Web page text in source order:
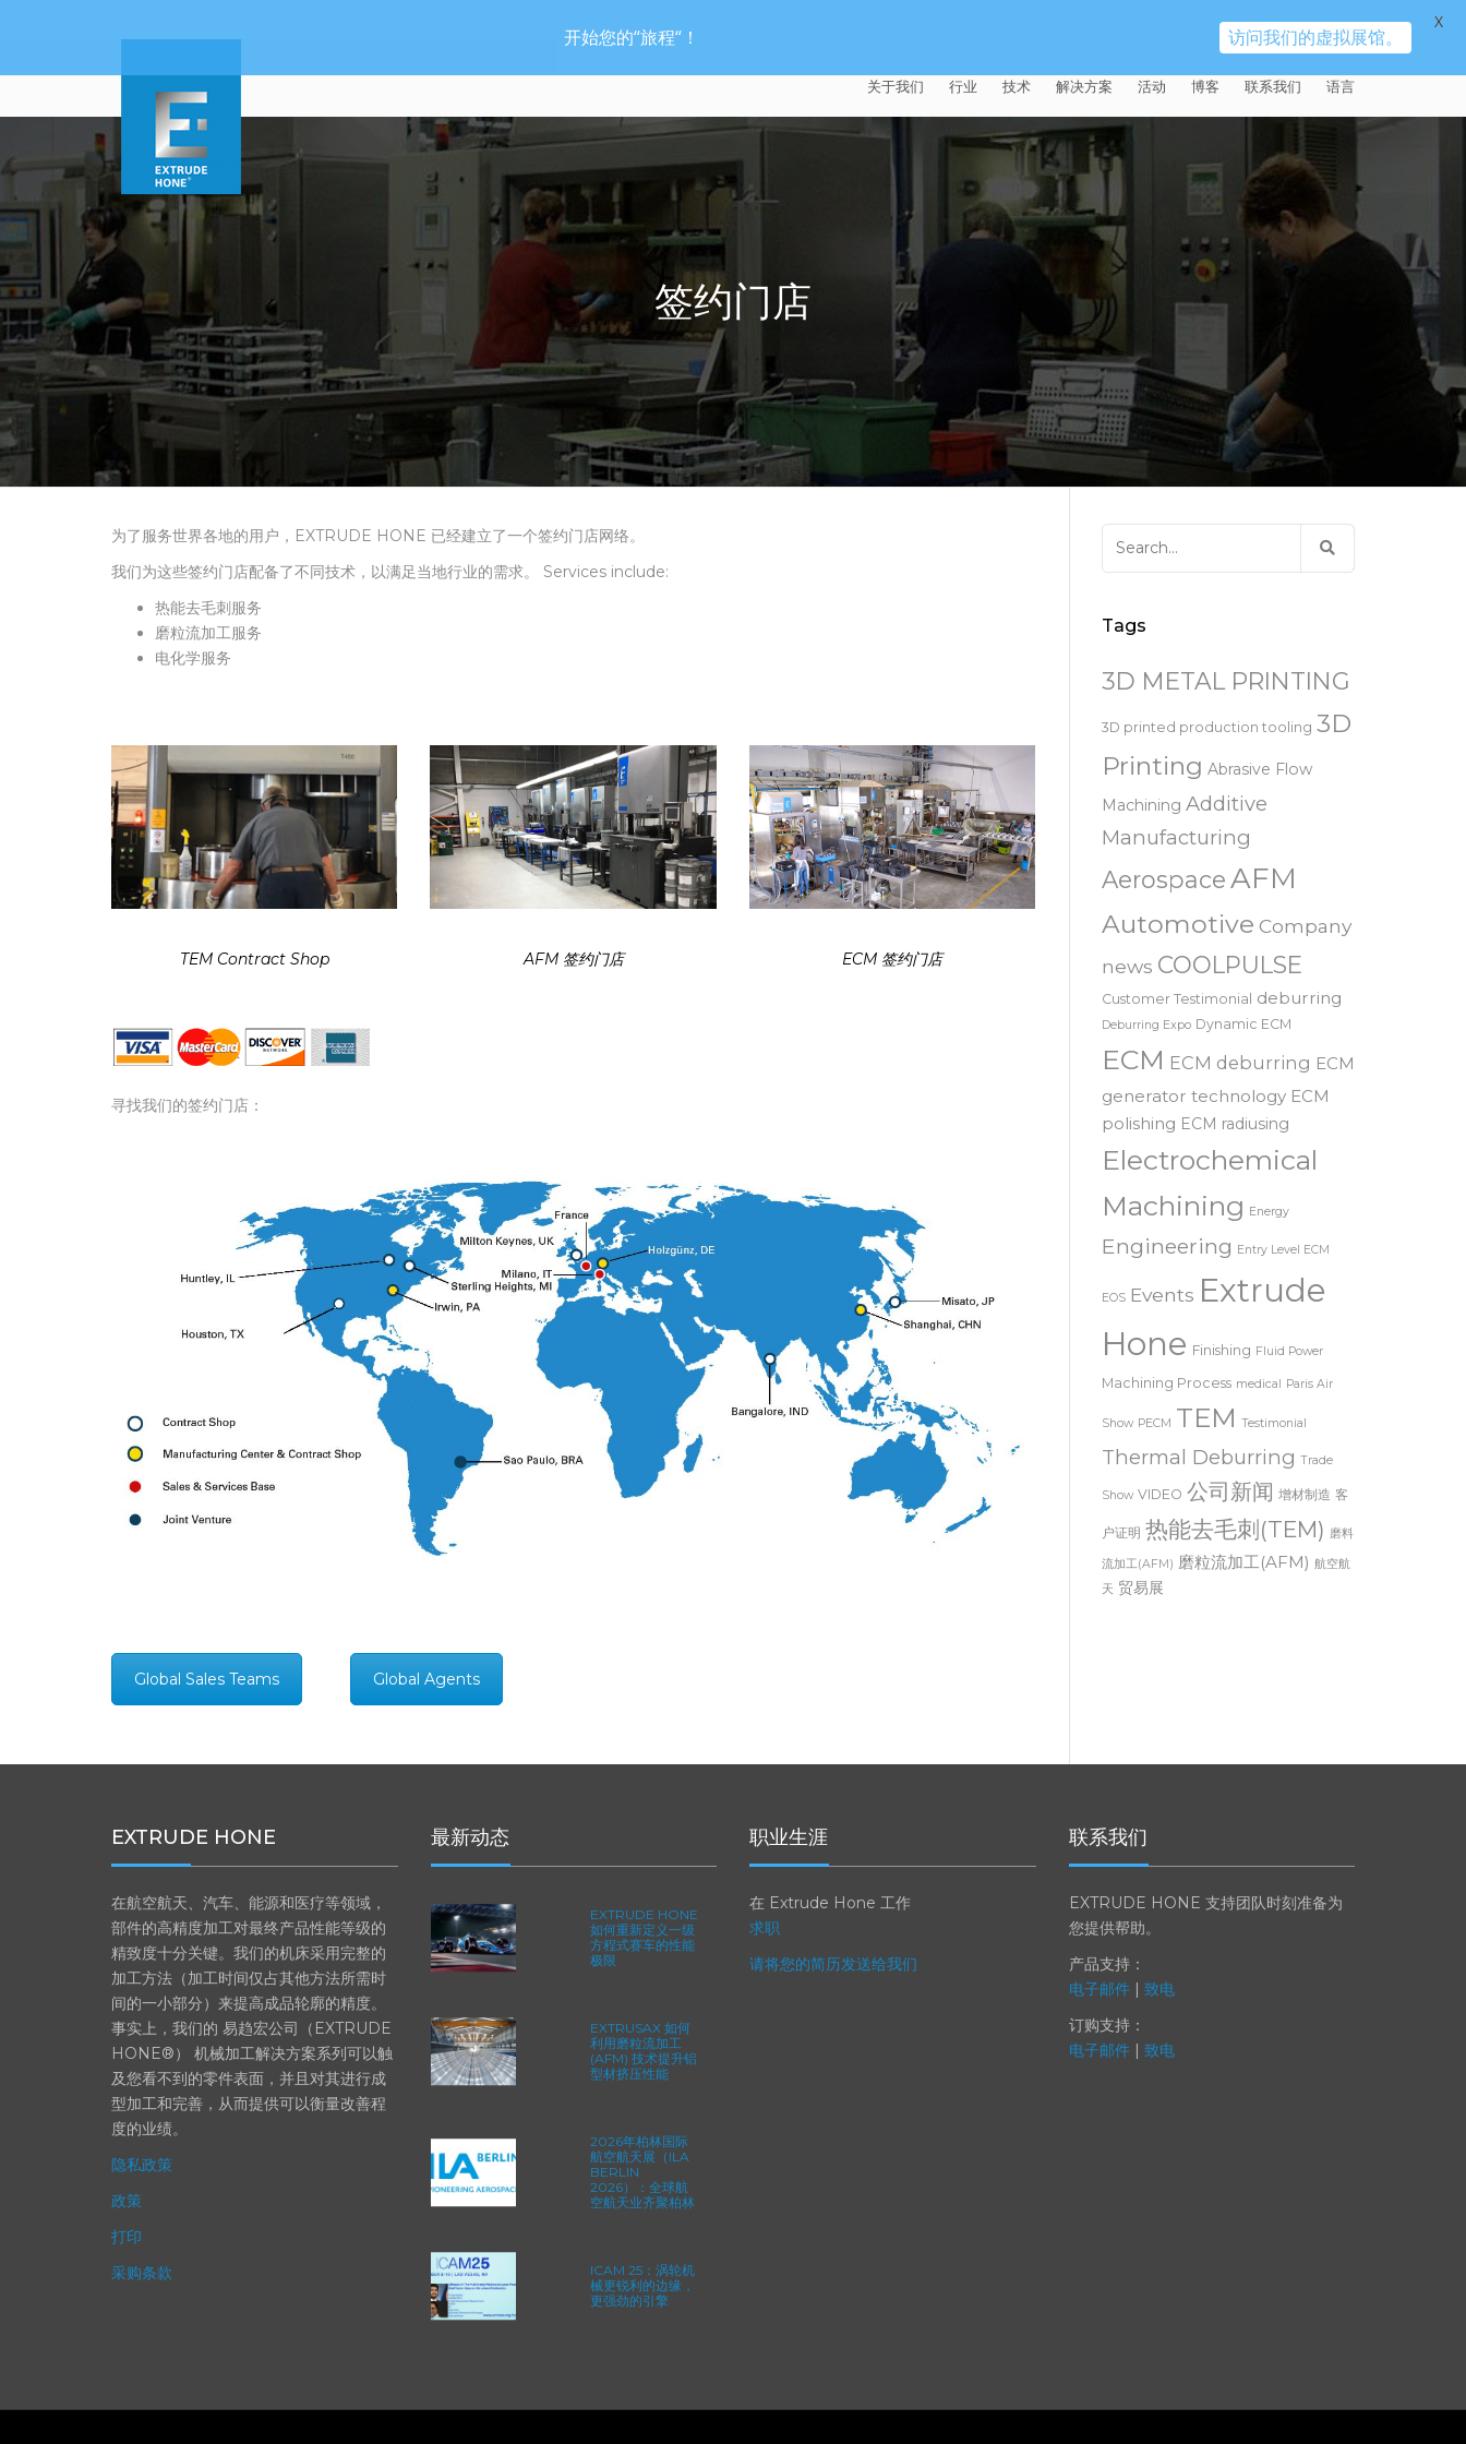
关于我们
EXTRUDE HONE®
易趋宏 (EXTRUDE HONE)（上海）
有限公司 – 中国
易趋宏 (EXTRUDE HONE) K.K.
MISATO – 日本
PVT LDT- 印度
易趋宏 (EXTRUDE HONE) LLC –
IRWIN PA – 美国
RIVERSIDE – CALIFORNIA – 美国
易趋宏 (EXTRUDE HONE)
– 美国
易趋宏 (EXTRUDE HONE) MILTON
KEYNES – 英国
易趋宏 (EXTRUDE HONE)
HOLZGUNZ- 德 国
易趋宏 (EXTRUDE HONE) –
易趋宏 (EXTRUDE HONE) – ITALIA
麦迪逊工业公司
证书
招贤纳士
行业
汽车
航天航空
封闭式叶轮精加工
医疗器械精加工 膝关节植入物
脊柱植入物
色谱管
模具挤压 铝型材挤出
塑料挤出模具
流体动力 流体阀组件去毛刺
技术
AFM（磨粒流加工）
MICROFLOW
TEM（热能加工）
ECM（电解加工）
动态电解加工
去毛刺
解决方案
签约门店
售后市场
磨料
阴极
工程设计
件提供最佳解
来自于EXTRUDE HONE公司的机床
活动 博客 联系我们
全球销售团队
全球代理商
语言
英语
法文
签约门店
为了服务世界各地的用户，EXTRUDE HONE 已经建立了一个签约门店网络。
我们为这些签约门店配备了不同技术，以满足当地行业的需求。​ Services include:
热能去毛刺服务
磨粒流加工服务
Search
3D METAL PRINTING
3D printed production tooling
Printing Abrasive Flow
Machining Additive
Manufacturing
Aerospace AFM
Automotive
Company
newsCOOLPULSE
Customer Testimonial deburring
Deburring Expo Dynamic ECM
ECM ECM deburring ECM
generator technology
polishing ECM radiusing
Electrochemical
Machining Energy
Engineering Entry Level ECM
EOS
Hone Finishing Fluid Power
Machining Process medical Paris Air
Show PECM TEM Testimonial
Thermal Deburring Trade
Show VIDEO 公司新闻 增材制造 客
户证明 热能去毛刺(TEM) 磨料
流加工(AFM)
EXTRUDE HONE
在航空航天、汽车、能源和医疗等领域，
部件的高精度加工对最终产品性能等级的
精致度十分关键。我们的机床采用完整的
加工方法（加工时间仅占其他方法所需时
间的一小部分）来提高成品轮廓的精度。
事实上，我们的 易趋宏公司（EXTRUDE
HONE®） 机械加工解决方案系列可以触
及您看不到的零件表面，并且对其进行成
型加工和完善，从而提供可以衡量改善程
度的业绩。
隐私政策
政策
打印
最新动态
EXTRUDE HONE
如何重新定义一级
EXTRUSAX 如何
利用磨粒流加工
2026年柏林国际
航空航天展（ILA
BERLIN
ICAM 25：涡轮机
职业生涯
在 Extrude Hone 工作
求职
联系我们
EXTRUDE HONE 支持团队时刻准备为
您提供帮助。
产品支持：
电子邮件|
订购支持：
开始您的“旅程“！ 访问我们的虚拟展馆。
X